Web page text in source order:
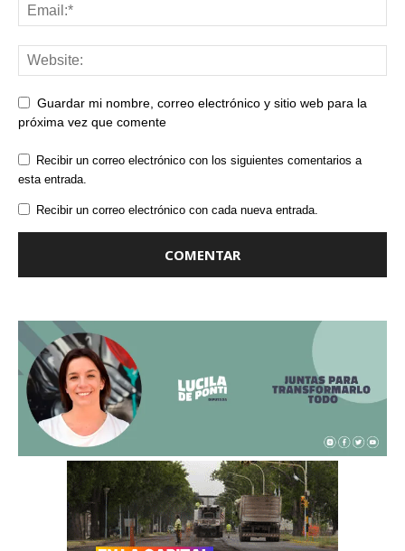
Guardar mi nombre, correo electrónico y sitio web para la
próxima vez que comente
Recibir un correo electrónico con los siguientes comentarios a
esta entrada.
Recibir un correo electrónico con cada nueva entrada.